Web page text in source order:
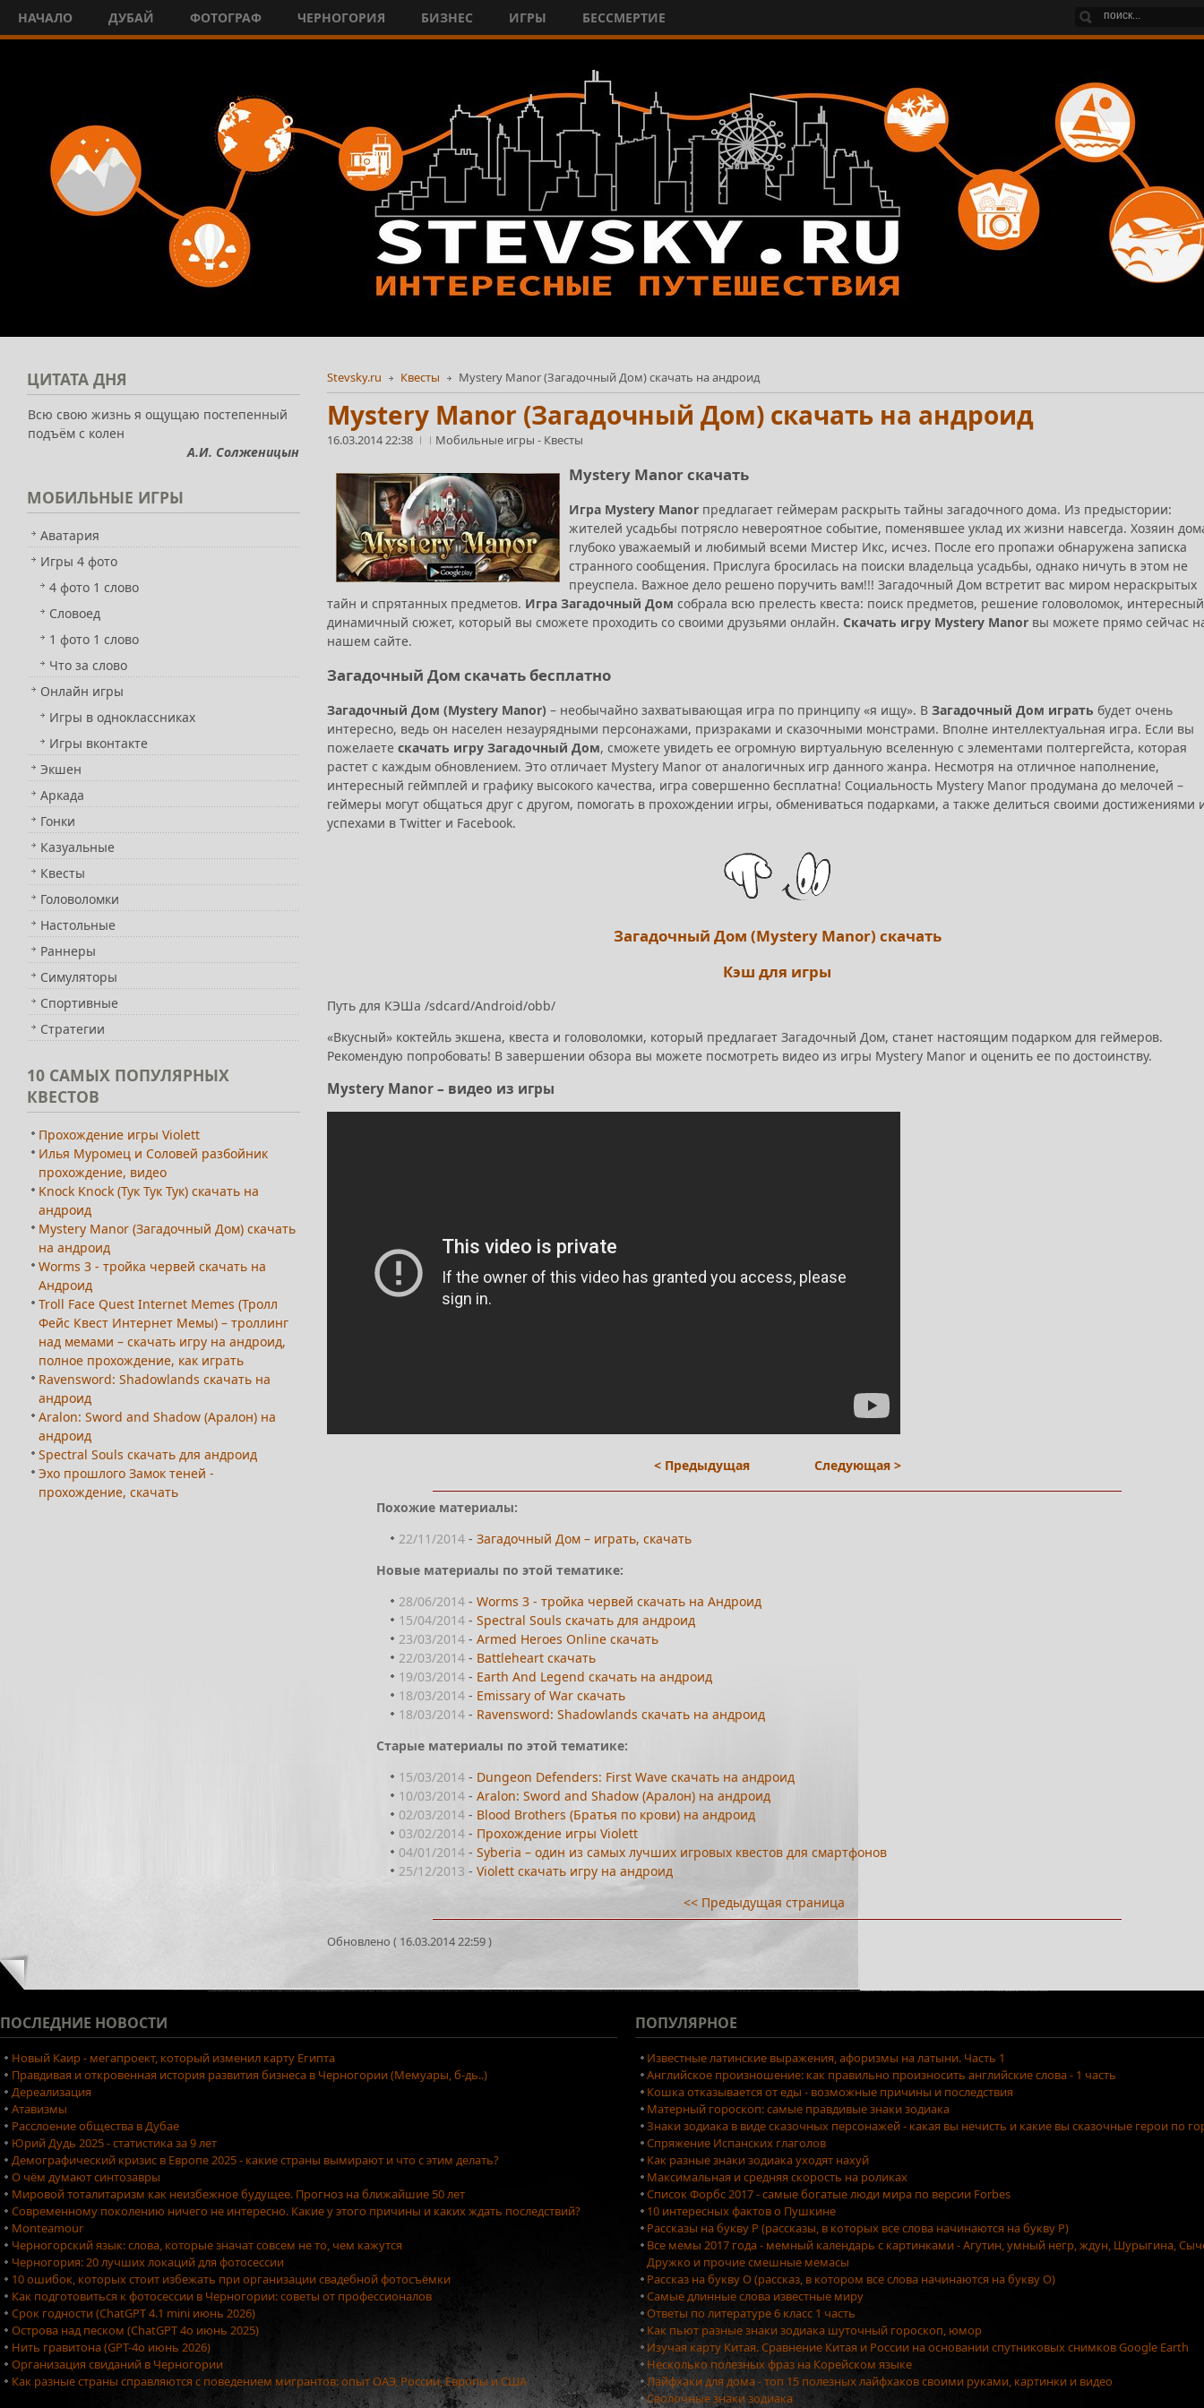
НАЧАЛО ДУБАЙ ФОТОГРАФ ЧЕРНОГОРИЯ БИЗНЕС ИГРЫ БЕССМЕРТИЕ
Stevsky.ru Квесты Mystery Manor (Загадочный Дом) скачать на андроид
Mystery Manor (Загадочный Дом) скачать на андроид
16.03.2014 22:38 Мобильные игры - Квесты
Mystery Manor скачать
Игра Mystery Manor предлагает геймерам раскрыть тайны загадочного дома. Из предыстории:
жителей усадьбы потрясло невероятное событие, поменявшее уклад их жизни навсегда. Хозяин
глубоко уважаемый и любимый всеми Мистер Икс, исчез. После его пропажи обнаружена записка
странного сообщения. Прислуга бросилась на поиски владельца усадьбы, однако ничуть в этом не
преуспела. Важное дело решено поручить вам!!! Загадочный Дом встретит вас миром нераскрытых
тайн и спрятанных предметов. Игра Загадочный Дом собрала всю прелесть квеста: поиск предметов, решение головоломок,
динамичный сюжет, который вы сможете проходить со своими друзьями онлайн. Скачать игру Mystery Manor вы можете прямо сейчас
нашем сайте.
Загадочный Дом скачать бесплатно
Загадочный Дом (Mystery Manor) – необычайно захватывающая игра по принципу «я ищу». В Загадочный Дом играть будет очень
интересно, ведь он населен незаурядными персонажами, призраками и сказочными монстрами. Вполне интеллектуальная игра. Если вы
пожелаете скачать игру Загадочный Дом, сможете увидеть ее огромную виртуальную вселенную с элементами полтергейста, которая
растет с каждым обновлением. Это отличает Mystery Manor от аналогичных игр данного жанра. Несмотря на отличное наполнение,
интересный геймплей и графику высокого качества, игра совершенно бесплатна! Социальность Mystery Manor продумана до мелочей –
геймеры могут общаться друг с другом, помогать в прохождении игры, обмениваться подарками, а также делиться своими достижениями
успехами в Twitter и Facebook.
Загадочный Дом (Mystery Manor) скачать
Кэш для игры
Путь для КЭШа /sdcard/Android/obb/
«Вкусный» коктейль экшена, квеста и головоломки, который предлагает Загадочный Дом, станет настоящим подарком для геймеров.
Рекомендую попробовать! В завершении обзора вы можете посмотреть видео из игры Mystery Manor и оценить ее по достоинству.
Mystery Manor – видео из игры
< Предыдущая Следующая >
Похожие материалы:
22/11/2014 -Загадочный Дом – играть, скачать
Новые материалы по этой тематике:
28/06/2014 -Worms 3 - тройка червей скачать на Андроид
15/04/2014 -Spectral Souls скачать для андроид
23/03/2014 -Armed Heroes Online скачать
22/03/2014 - Battleheart скачать
19/03/2014 - Earth And Legend скачать на андроид
18/03/2014 - Emissary of War скачать
18/03/2014 - Ravensword: Shadowlands скачать на андроид
Старые материалы по этой тематике:
15/03/2014 - Dungeon Defenders: First Wave скачать на андроид
10/03/2014 -Aralon: Sword and Shadow (Аралон) на андроид
02/03/2014 - Blood Brothers (Братья по крови) на андроид
03/02/2014 - Прохождение игры Violett
04/01/2014 -Syberia – один из самых лучших игровых квестов для смартфонов
25/12/2013 -Violett скачать игру на андроид
<< Предыдущая страница
Обновлено ( 16.03.2014 22:59 )
ЦИТАТА ДНЯ
Всю свою жизнь я ощущаю постепенный
подъём с колен
А.И. Солженицын
МОБИЛЬНЫЕ ИГРЫ
Аватария
Игры 4 фото
4 фото 1 слово
Словоед
1 фото 1 слово
Что за слово
Онлайн игры
Игры в одноклассниках
Игры вконтакте
Экшен
Аркада
Гонки
Казуальные
Квесты
Головоломки
Настольные
Раннеры
Симуляторы
Спортивные
Стратегии
10 САМЫХ ПОПУЛЯРНЫХ
КВЕСТОВ
Прохождение игры Violett
Илья Муромец и Соловей разбойник
прохождение, видео
Knock Knock (Тук Тук Тук) скачать на
андроид
Mystery Manor (Загадочный Дом) скачать
на андроид
Worms 3 - тройка червей скачать на
Андроид
Troll Face Quest Internet Memes (Тролл
Фейс Квест Интернет Мемы) – троллинг
над мемами – скачать игру на андроид,
полное прохождение, как играть
Ravensword: Shadowlands скачать на
андроид
Aralon: Sword and Shadow (Аралон) на
андроид
Spectral Souls скачать для андроид
Эхо прошлого Замок теней -
прохождение, скачать
ПОСЛЕДНИЕ НОВОСТИ
Новый Каир - мегапроект, который изменил карту Египта
Правдивая и откровенная история развития бизнеса в Черногории (Мемуары, б-дь..)
Дереализация
Атавизмы
Расслоение общества в Дубае
Юрий Дудь 2025 - статистика за 9 лет
Демографический кризис в Европе 2025 - какие страны вымирают и что с этим делать?
О чём думают синтозавры
Мировой тоталитаризм как неизбежное будущее. Прогноз на ближайшие 50 лет
Современному поколению ничего не интересно. Какие у этого причины и каких ждать последствий?
Monteamour
Черногорский язык: слова, которые значат совсем не то, чем кажутся
Черногория: 20 лучших локаций для фотосессии
10 ошибок, которых стоит избежать при организации свадебной фотосъёмки
Как подготовиться к фотосессии в Черногории: советы от профессионалов
Срок годности (ChatGPT 4.1 mini июнь 2026)
Острова над песком (ChatGPT 4o июнь 2025)
Нить гравитона (GPT-4o июнь 2026)
Организация свиданий в Черногории
Как разные страны справляются с поведением мигрантов: опыт ОАЭ, России, Европы и США
ПОПУЛЯРНОЕ
Известные латинские выражения, афоризмы на латыни. Часть 1
Английское произношение: как правильно произносить английские слова - 1 часть
Кошка отказывается от еды - возможные причины и последствия
Матерный гороскоп: самые правдивые знаки зодиака
Знаки зодиака в виде сказочных персонажей - какая вы нечисть и какие вы сказочные герои по
Спряжение Испанских глаголов
Как разные знаки зодиака уходят нахуй
Максимальная и средняя скорость на роликах
Список Форбс 2017 - самые богатые люди мира по версии Forbes
10 интересных фактов о Пушкине
Рассказы на букву Р (рассказы, в которых все слова начинаются на букву Р)
Все мемы 2017 года - мемный календарь с картинками - Агутин, умный негр, ждун, Шурыгина,
Дружко и прочие смешные мемасы
Рассказ на букву О (рассказ, в котором все слова начинаются на букву О)
Самые длинные слова известные миру
Ответы по литературе 6 класс 1 часть
Как пьют разные знаки зодиака шуточный гороскоп, юмор
Изучая карту Китая. Сравнение Китая и России на основании спутниковых снимков Google Earth
Несколько полезных фраз на Корейском языке
Лайфхаки для дома - топ 15 полезных лайфхаков своими руками, картинки и видео
Сволочные знаки зодиака